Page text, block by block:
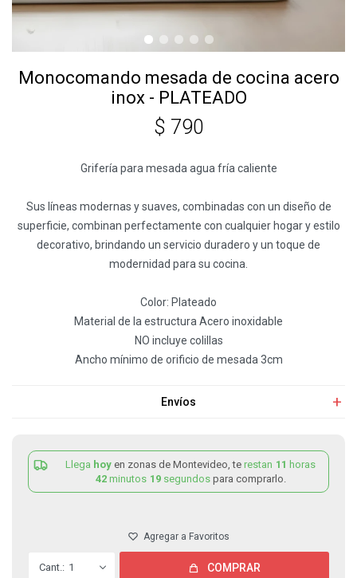
Monocomando mesada de cocina acero
inox - PLATEADO
$ 790
Grifería para mesada agua fría caliente
Sus líneas modernas y suaves, combinadas con un diseño de
superficie, combinan perfectamente con cualquier hogar y estilo
decorativo, brindando un servicio duradero y un toque de
modernidad para su cocina.
Color: Plateado
Material de la estructura Acero inoxidable
NO incluye colillas
Ancho mínimo de orificio de mesada 3cm
Envíos
Llega hoy en zonas de Montevideo, te restan 11 horas
42 minutos 19 segundos para comprarlo.
1 COMPRAR